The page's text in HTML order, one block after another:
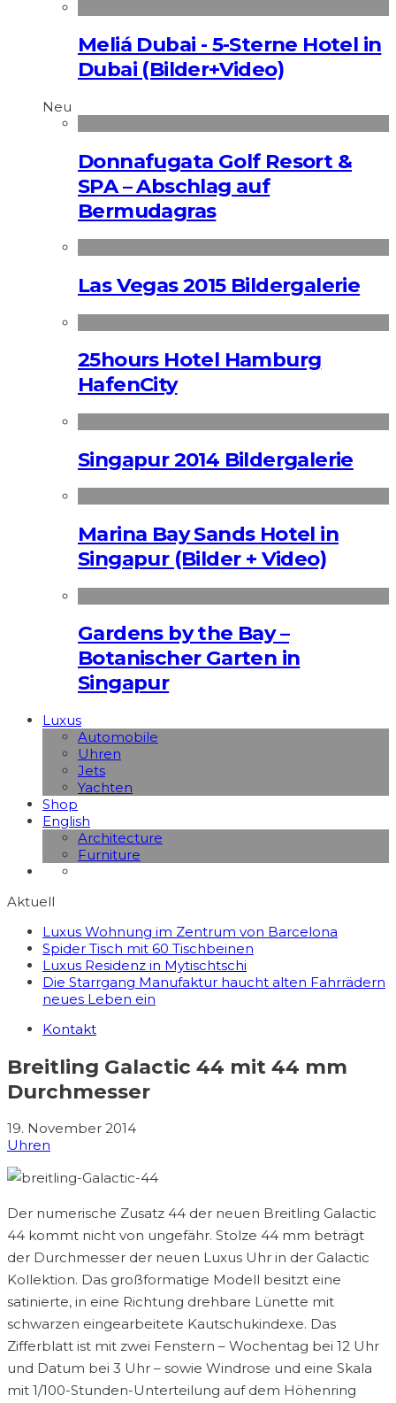
Meliá Dubai - 5-Sterne Hotel in
Dubai (Bilder+Video)
Neu
Donnafugata Golf Resort &
SPA – Abschlag auf
Bermudagras
Las Vegas 2015 Bildergalerie
25hours Hotel Hamburg
HafenCity
Singapur 2014 Bildergalerie
Marina Bay Sands Hotel in
Singapur (Bilder + Video)
Gardens by the Bay –
Botanischer Garten in
Singapur
Luxus
Automobile
Uhren
Jets
Yachten
Shop
English
Architecture
Furniture
Aktuell
Luxus Wohnung im Zentrum von Barcelona
Spider Tisch mit 60 Tischbeinen
Luxus Residenz in Mytischtschi
Die Starrgang Manufaktur haucht alten Fahrrädern
neues Leben ein
Kontakt
Breitling Galactic 44 mit 44 mm
Durchmesser
19. November 2014
Uhren
Der numerische Zusatz 44 der neuen Breitling Galactic
44 kommt nicht von ungefähr. Stolze 44 mm beträgt
der Durchmesser der neuen Luxus Uhr in der Galactic
Kollektion. Das großformatige Modell besitzt eine
satinierte, in eine Richtung drehbare Lünette mit
schwarzen eingearbeitete Kautschukindexe. Das
Zifferblatt ist mit zwei Fenstern – Wochentag bei 12 Uhr
und Datum bei 3 Uhr – sowie Windrose und eine Skala
mit 1/100-Stunden-Unterteilung auf dem Höhenring